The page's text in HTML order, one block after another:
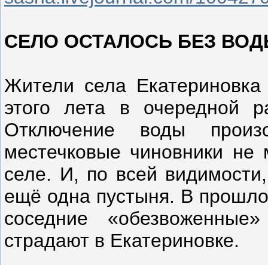
СЕЛО ОСТАЛОСЬ БЕЗ
Жители села
этого лета в очередной
Отключение воды
местечковые чиновники не
селе. И, по всей
ещё одна пустыня. В
соседние
страдают в Екатериновке.